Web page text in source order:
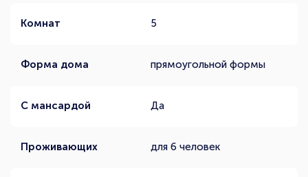
Комнат 5
Форма дома прямоугольной формы
С мансардой Да
Проживающих для 6 человек